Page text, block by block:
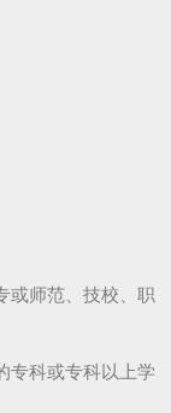
或师范、技校、职
专科或专科以上学